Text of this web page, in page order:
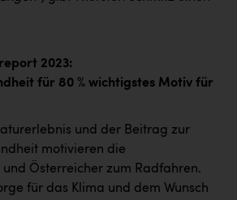
2023:
für 80 % wichtigstes Motiv für
und der Beitrag zur
motivieren die
Österreicher zum Radfahren.
für das Klima und dem Wunsch